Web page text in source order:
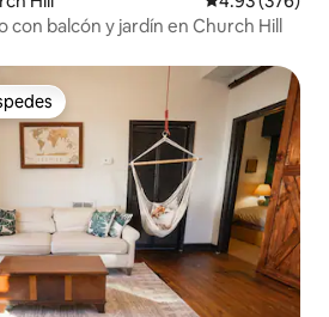
con balcón y jardín en Church Hill
preferido